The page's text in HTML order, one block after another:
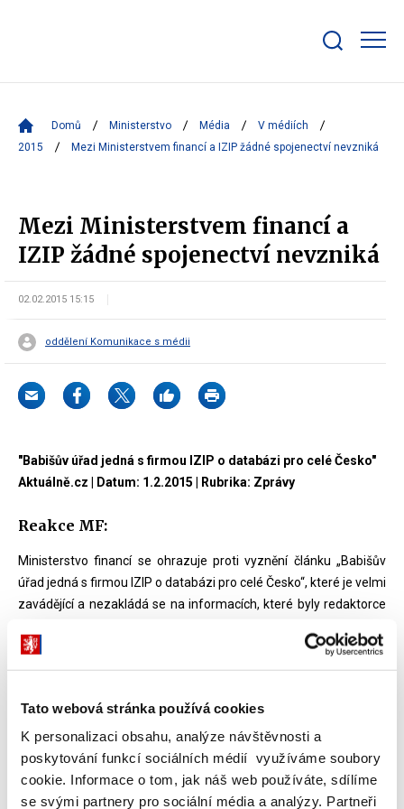
Tato webová stránka používá cookies
K personalizaci obsahu, analýze návštěvnosti a
poskytování funkcí sociálních médií využíváme soubory
cookie. Informace o tom, jak náš web používáte, sdílíme
se svými partnery pro sociální média a analýzy. Partneři
bar
Domů Ministerstvo Média
V médiích
2015
Mezi Ministerstvem financí a IZIP žádné spojenectví nevzniká
Mezi Ministerstvem financí a
IZIP žádné spojenectví nevzniká
02.02.2015 15:15
oddělení Komunikace s médii
"Babišův úřad jedná s firmou IZIP o databázi pro celé Česko"
Aktuálně.cz | Datum: 1.2.2015 | Rubrika: Zprávy
Reakce MF:
Ministerstvo financí se ohrazuje proti vyznění článku „Babišův
úřad jedná s firmou IZIP o databázi pro celé Česko“, které je velmi
zavádějící a nezakládá se na informacích, které byly redaktorce
opakovaně zdůrazňováno, že Ministerstvo financí obdrželo
pouze nezávazný informativní materiál o možnostech využití
jakékoli „spojenectví“ mezi Ministerstvem financí a společností
IZIP, jak je v článku uvedeno, ani se zde nevytváří žádný konkrétní
projekt. Navíc celé jednání probíhalo výlučně s předsedou
představenstva společnost IZIP, MUDr. Jiřím Bekem, pracujícím
pro Všeobecnou zdravotní pojišťovnu, jakožto většinového